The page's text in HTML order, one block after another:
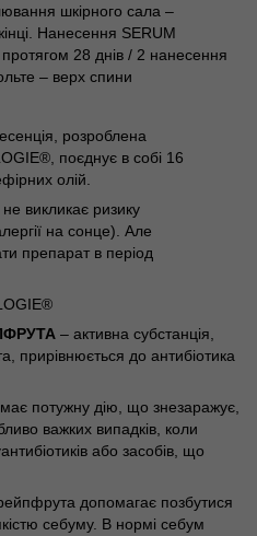
шкірного сала –
Нанесення SERUM
28 днів / 2 нанесення
– верх спини
розроблена
поєднує в собі 16
олій.
викликає ризику
на сонце). Але
препарат в період
– активна субстанція,
прирівнюється до антибіотика
має потужну дію, що знезаражує,
важких випадків, коли
антибіотиків або засобів, що
допомагає позбутися
себуму. В нормі себум